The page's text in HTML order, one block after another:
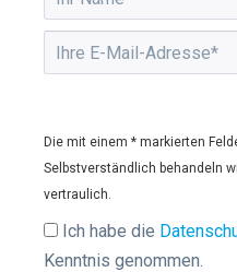
Die mit einem * markierten
Selbstverständlich behandeln
vertraulich.
Ich habe die
Kenntnis genommen.